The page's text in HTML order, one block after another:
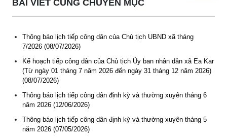
BÀI VIẾT CÙNG CHUYÊN MỤC
Thông báo lịch tiếp công dân của Chủ tịch UBND xã tháng
7/2026 (08/07/2026)
Kế hoạch tiếp công dân của Chủ tịch Ủy ban nhân dân xã Ea Kar
(Từ ngày 01 tháng 7 năm 2026 đến ngày 31 tháng 12 năm 2026)
(08/07/2026)
Thông báo lịch tiếp công dân định kỳ và thường xuyên tháng 6
năm 2026 (12/06/2026)
Thông báo lịch tiếp công dân định kỳ và thường xuyên tháng 5
năm 2026 (07/05/2026)
Thông báo Tuyển lao động Việt Nam vào các vị trí dự kiến